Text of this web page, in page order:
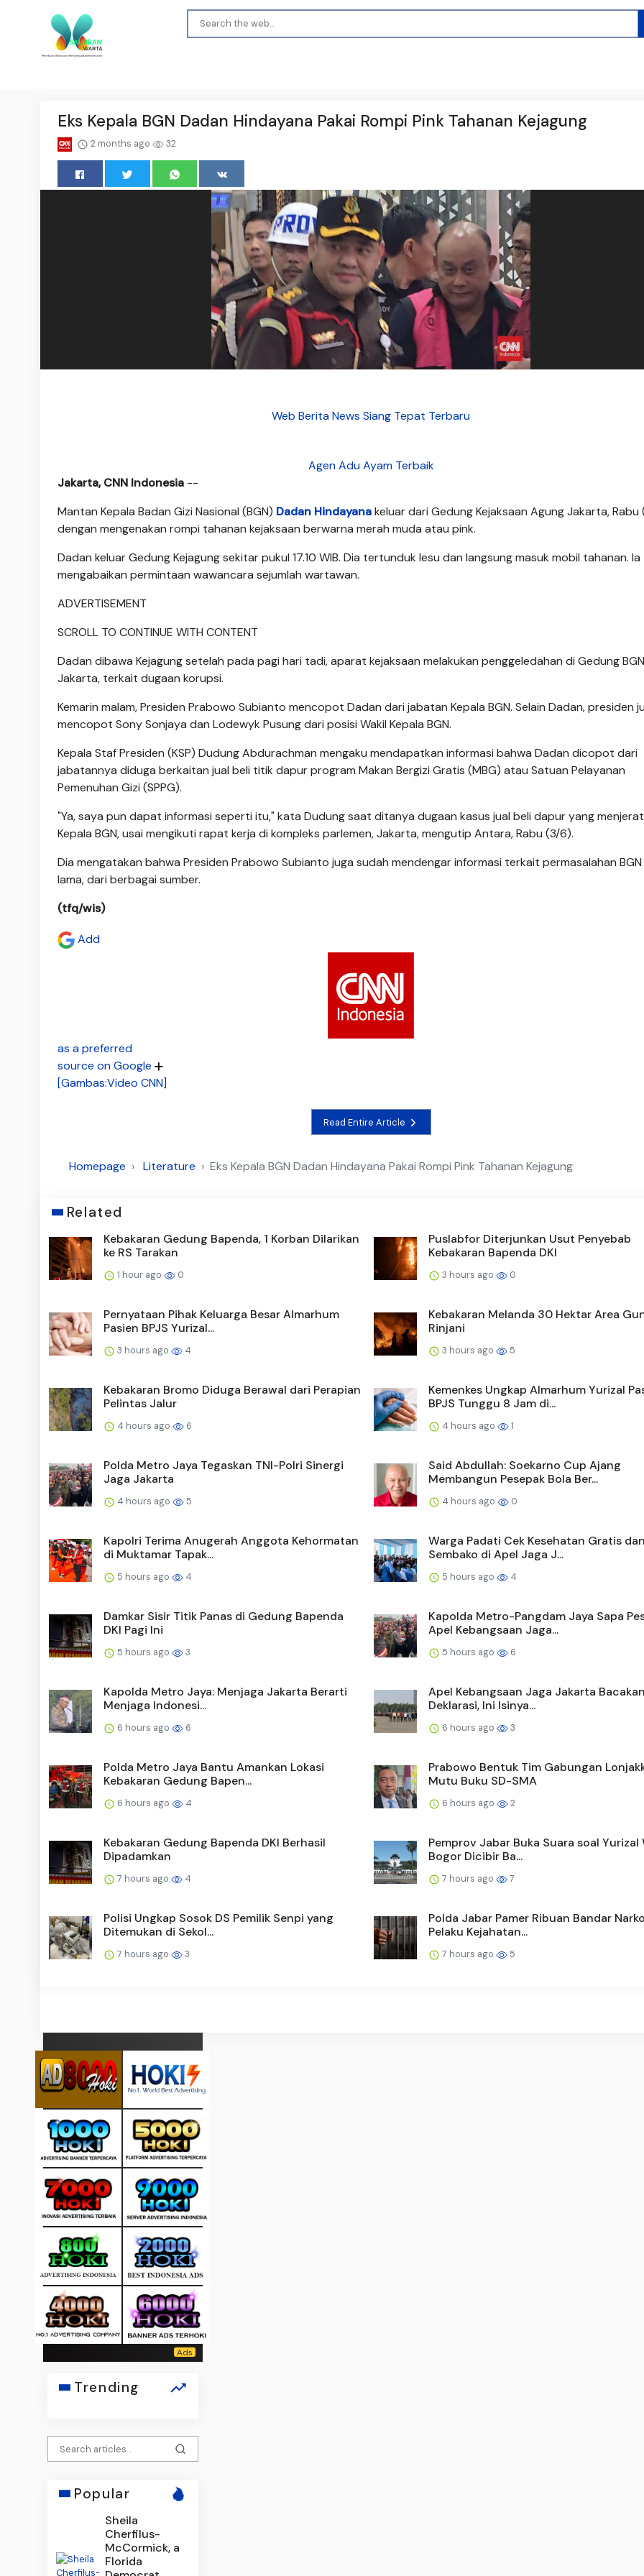
Eks Kepala BGN Dadan Hindayana Pakai Rompi Pink Tahanan Kejagung
2 months ago 32
Web Berita News Siang Tepat Terbaru
Agen Adu Ayam Terbaik
Jakarta, CNN Indonesia --
Mantan Kepala Badan Gizi Nasional (BGN) Dadan Hindayanakeluar dari Gedung Kejaksaan Agung Jakarta, Rabu
dengan mengenakan rompi tahanan kejaksaan berwarna merah muda atau pink.
Dadan keluar Gedung Kejagung sekitar pukul 17.10 WIB. Dia tertunduk lesu dan langsung masuk mobil tahanan. Ia
mengabaikan permintaan wawancara sejumlah wartawan.
ADVERTISEMENT
SCROLL TO CONTINUE WITH CONTENT
Dadan dibawa Kejagung setelah pada pagi hari tadi, aparat kejaksaan melakukan penggeledahan di Gedung
Jakarta, terkait dugaan korupsi.
Kemarin malam, Presiden Prabowo Subianto mencopot Dadan dari jabatan Kepala BGN. Selain Dadan, presiden
mencopot Sony Sonjaya dan Lodewyk Pusung dari posisi Wakil Kepala BGN.
Kepala Staf Presiden (KSP) Dudung Abdurachman mengaku mendapatkan informasi bahwa Dadan dicopot dari
jabatannya diduga berkaitan jual beli titik dapur program Makan Bergizi Gratis (MBG) atau Satuan Pelayanan
Pemenuhan Gizi (SPPG).
"Ya, saya pun dapat informasi seperti itu," kata Dudung saat ditanya dugaan kasus jual beli dapur yang
Kepala BGN, usai mengikuti rapat kerja di kompleks parlemen, Jakarta, mengutip Antara, Rabu (3/6).
Dia mengatakan bahwa Presiden Prabowo Subianto juga sudah mendengar informasi terkait permasalahan BGN
lama, dari berbagai sumber.
(tfq/wis)
Add
as a preferred
source on Google
[Gambas:Video CNN]
Read Entire Article
Homepage Literature Eks Kepala BGN Dadan Hindayana Pakai Rompi Pink Tahanan Kejagung
Related
Kebakaran Gedung Bapenda, 1 Korban Dilarikan
ke RS Tarakan
1 hour ago 0
Puslabfor Diterjunkan Usut Penyebab
Kebakaran Bapenda DKI
3 hours ago 0
Pernyataan Pihak Keluarga Besar Almarhum
Pasien BPJS Yurizal...
3 hours ago 4
Kebakaran Melanda 30 Hektar Area
Rinjani
3 hours ago 5
Kebakaran Bromo Diduga Berawal dari Perapian
Pelintas Jalur
4 hours ago 6
Kemenkes Ungkap Almarhum Yurizal
BPJS Tunggu 8 Jam di...
4 hours ago 1
Polda Metro Jaya Tegaskan TNI-Polri Sinergi
Jaga Jakarta
4 hours ago 5
Said Abdullah: Soekarno Cup Ajang
Membangun Pesepak Bola Ber...
4 hours ago 0
Kapolri Terima Anugerah Anggota Kehormatan
di Muktamar Tapak...
5 hours ago 4
Warga Padati Cek Kesehatan Gratis dan
Sembako di Apel Jaga J...
5 hours ago 4
Damkar Sisir Titik Panas di Gedung Bapenda
DKI Pagi Ini
5 hours ago 3
Kapolda Metro-Pangdam Jaya Sapa
Apel Kebangsaan Jaga...
5 hours ago 6
Kapolda Metro Jaya: Menjaga Jakarta Berarti
Menjaga Indonesi...
6 hours ago 6
Apel Kebangsaan Jaga Jakarta
Deklarasi, Ini Isinya...
6 hours ago 3
Polda Metro Jaya Bantu Amankan Lokasi
Kebakaran Gedung Bapen...
6 hours ago 4
Prabowo Bentuk Tim Gabungan
Mutu Buku SD-SMA
6 hours ago 2
Kebakaran Gedung Bapenda DKI Berhasil
Dipadamkan
7 hours ago 4
Pemprov Jabar Buka Suara soal Yurizal
Bogor Dicibir Ba...
7 hours ago 7
Polisi Ungkap Sosok DS Pemilik Senpi yang
Ditemukan di Sekol...
7 hours ago 3
Polda Jabar Pamer Ribuan Bandar
Pelaku Kejahatan...
7 hours ago 5
Trending
Popular
Sheila
Cherfilus-
McCormick, a
Florida